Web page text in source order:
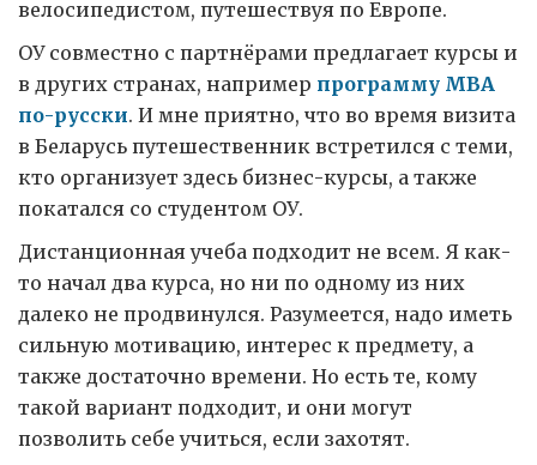
велосипедистом, путешествуя по Европе.
ОУ совместно с партнёрами предлагает курсы и
в других странах, например программу МВА
по-русски. И мне приятно, что во время визита
в Беларусь путешественник встретился с теми,
кто организует здесь бизнес-курсы, а также
покатался со студентом ОУ.
Дистанционная учеба подходит не всем. Я как-
то начал два курса, но ни по одному из них
далеко не продвинулся. Разумеется, надо иметь
сильную мотивацию, интерес к предмету, а
также достаточно времени. Но есть те, кому
такой вариант подходит, и они могут
позволить себе учиться, если захотят.